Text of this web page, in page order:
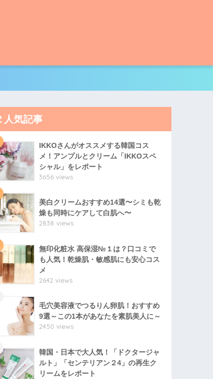
人気記事
IKKOさんがオススメする韓国コス
メ！アンプルとクリーム「IKKOスペ
シャル」をレポート
3656 views
美白クリームおすすめ14選〜シミも乾
燥も同時にケアして白肌へ〜
2838 views
無印化粧水 高保湿№１は？口コミで
も人気！乾燥肌・敏感肌にも安心コス
メ
2642 views
毛穴美容液でつるりん卵肌！おすすめ
9選～この1本があなたを素肌美人に～
2450 views
韓国・日本で大人気！「ドクタージャ
ルト」「センテリアン２4」の再生ク
リームをレポート